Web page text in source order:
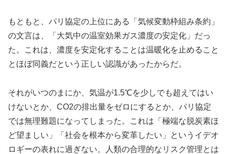
もともと、パリ協定の上位にある「気候変動枠組み条約」
の文言は、「大気中の温室効果ガス濃度の安定化」だっ
た。これは、濃度を安定化することは温暖化を止めること
とほぼ同義だという正しい認識があったからだ。
それがいつのまにか、気温が1.5℃を少しでも超えてはい
けないとか、CO2の排出量をゼロにするとか、パリ協定
では無理難題になってしまった。これは「極端な脱炭素ほ
ど望ましい」「社会を根本から変革したい」というイデオ
ロギーの表れに過ぎない。人類の合理的なリスク管理とは